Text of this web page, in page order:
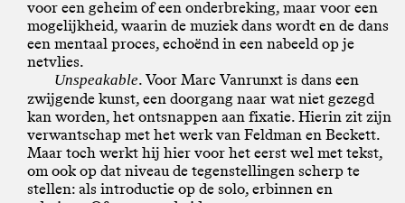
voor een geheim of een onderbreking, maar voor een
mogelijkheid, waarin de muziek dans wordt en de dans
een mentaal proces, echoënd in een nabeeld op je
netvlies.
Unspeakable. Voor Marc Vanrunxt is dans een
zwijgende kunst, een doorgang naar wat niet gezegd
kan worden, het ontsnappen aan fixatie. Hierin zit zijn
verwantschap met het werk van Feldman en Beckett.
Maar toch werkt hij hier voor het eerst wel met tekst,
om ook op dat niveau de tegenstellingen scherp te
stellen: als introductie op de solo, erbinnen en